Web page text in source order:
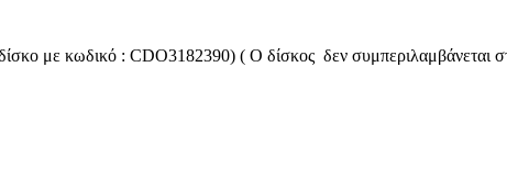
με κωδικό : CDO3182390) ( Ο δίσκος δεν συμπεριλαμβάνεται